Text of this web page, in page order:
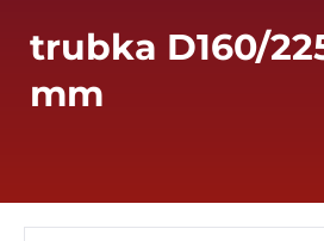
trubka D160/
mm